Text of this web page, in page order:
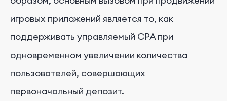
игровых приложений является то, как
поддерживать управляемый CPA при
одновременном увеличении количества
пользователей, совершающих
первоначальный депозит.